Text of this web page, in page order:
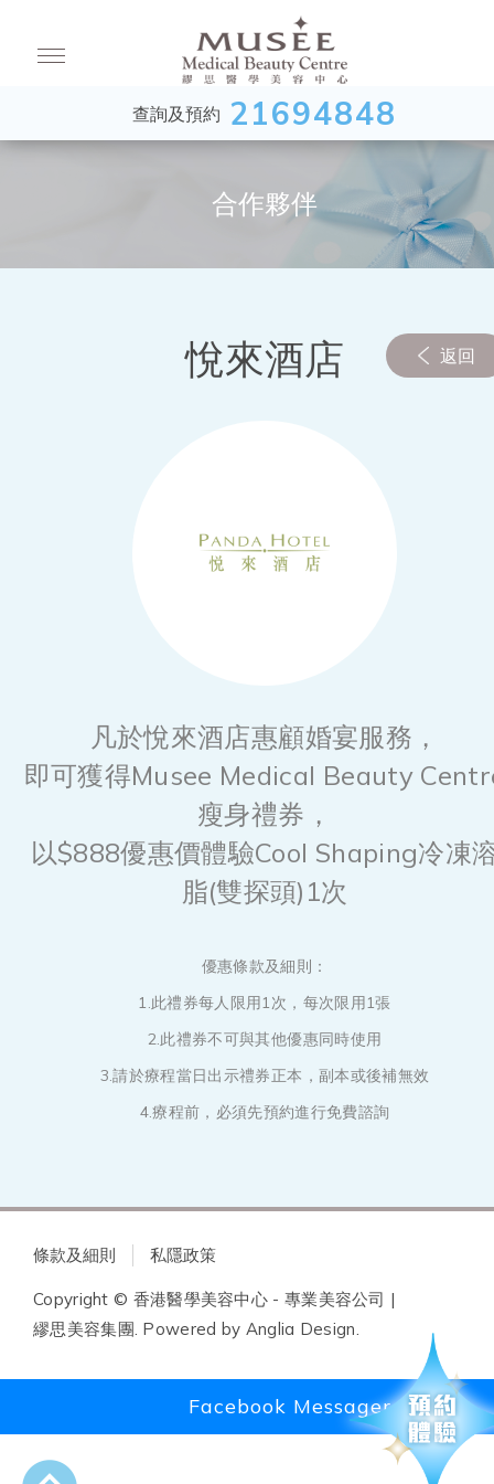
查詢及預約 21694848
合作夥伴
返回
悅來酒店
凡於悅來酒店惠顧婚宴服務，
即可獲得Musee Medical Beauty
瘦身禮券，
以$888優惠價體驗Cool Shaping冷凍
脂(雙探頭)1次
優惠條款及細則：
1.此禮券每人限用1次，每次限用1張
2.此禮券不可與其他優惠同時使用
3.請於療程當日出示禮券正本，副本或後補無效
4.療程前，必須先預約進行免費諮詢
條款及細則 私隱政策
Copyright © 香港醫學美容中心 - 專業美容公司 |
繆思美容集團. Powered by Anglia Design.
Facebook Messager